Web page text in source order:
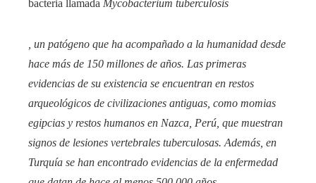
bacteria llamada Mycobacterium tuberculosis
, un patógeno que ha acompañado a la humanidad desde
hace más de 150 millones de años. Las primeras
evidencias de su existencia se encuentran en restos
arqueológicos de civilizaciones antiguas, como momias
egipcias y restos humanos en Nazca, Perú, que muestran
signos de lesiones vertebrales tuberculosas. Además, en
Turquía se han encontrado evidencias de la enfermedad